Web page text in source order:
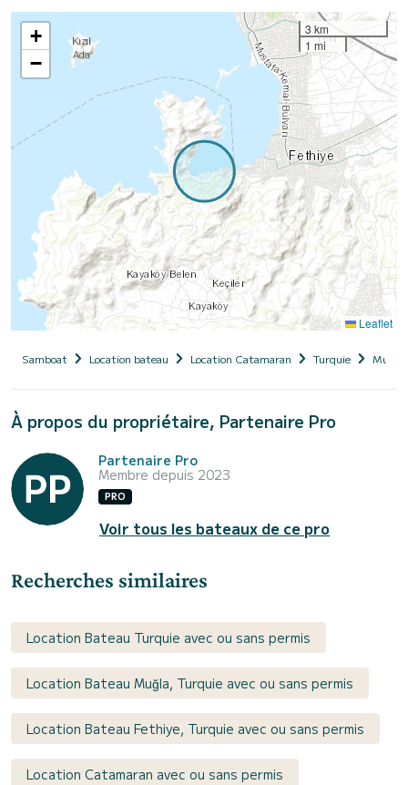
+
−
3 km
1 mi
Leaflet
Samboat Location bateau Location Catamaran Turquie Muğla
À propos du propriétaire, Partenaire Pro
Partenaire Pro
Membre depuis 2023
PRO
Voir tous les bateaux de ce pro
Recherches similaires
Location Bateau Turquie avec ou sans permis
Location Bateau Muğla, Turquie avec ou sans permis
Location Bateau Fethiye, Turquie avec ou sans permis
Location Catamaran avec ou sans permis